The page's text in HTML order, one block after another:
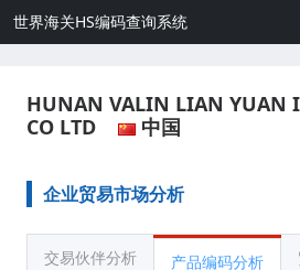
世界海关HS编码查询系统
HUNAN VALIN LIAN YUAN
CO LTD
中国
企业贸易市场分析
交易伙伴分析 产品编码分析